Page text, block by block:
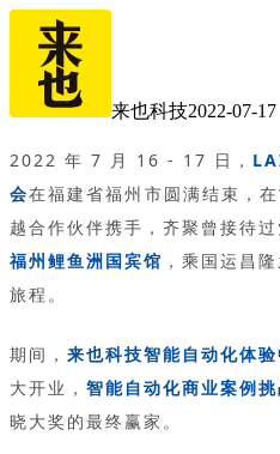
来也科技2022-07-17
2022 年 7 月 16 - 17 日，
会在福建省福州市圆满结束， 在
越合作伙伴携手，齐聚曾接待
福州鲤鱼洲国宾馆 ，乘国运昌
旅程。
期间， 来也科技智能自动化体
大开业， 智能自动化商业案例
晓大奖的最终赢家。